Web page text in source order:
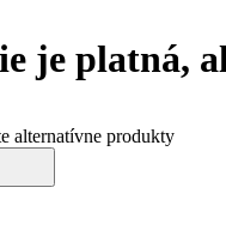
je platná,
alternatívne produkty